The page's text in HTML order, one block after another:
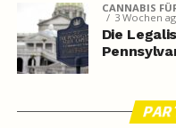
CANNABIS
3 Wochen
Die